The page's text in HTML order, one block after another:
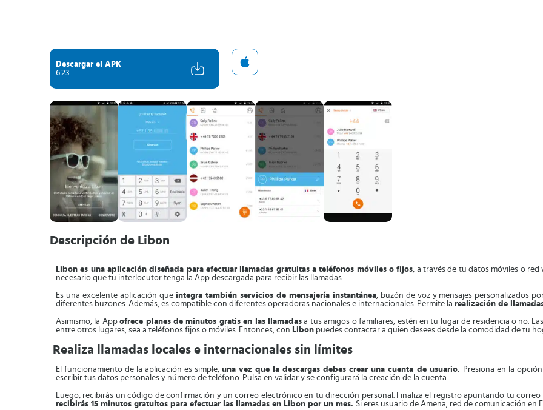
Descargar el APK
6.23
Descripción de Libon
Libon es una aplicación diseñada para efectuar llamadas gratuitas a teléfonos móviles o fijos, a través de tu datos móviles o
necesario que tu interlocutor tenga la App descargada para recibir las llamadas.
Es una excelente aplicación que integra también servicios de mensajería instantánea, buzón de voz y mensajes personalizados
diferentes buzones. Además, es compatible con diferentes operadoras nacionales e internacionales. Permite la realización de
Asimismo, la Appofrece planes de minutos gratis en las llamadas a tus amigos o familiares, estén en tu lugar de residencia o no.
entre otros lugares, sea a teléfonos fijos o móviles. Entonces, con Libon puedes contactar a quien desees desde la comodidad de tu
Realiza llamadas locales e internacionales sin límites
El funcionamiento de la aplicación es simple,una vez que la descargas debes crear una cuenta de usuario. Presiona en la
escribir tus datos personales y número de teléfono. Pulsa en validar y se configurará la creación de la cuenta.
Luego, recibirás un código de confirmación y un correo electrónico en tu dirección personal. Finaliza el registro apuntando tu
recibirás 15 minutos gratuitos para efectuar las llamadas en Libon por un mes. Si eres usuario de Amena, red de comunicación en